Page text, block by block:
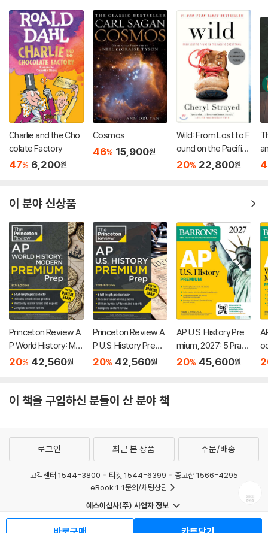
Charlie and the Cho
colate Factory
47% 6,200원
Cosmos
46% 15,900원
Wild: From Lost to F
ound on the Pacific
Crest Trail
20% 22,800원
an : 2013 뉴
작
이 분야 신상품
Princeton Review A
P World History: Mo
dern Premium Prep,
ctice Online + Cont
20% 42,560원
Princeton Review A
P U.S. History Premi
um Prep, 26th Editio
line + Content Revie
20% 42,560원
AP U.S. History Pre
mium, 2027: 5 Practi
ce Tests + Compre
20% 45,600원
이 책을 구입하신 분들이 산 분야 책
로그인 최근 본 상품 주문/배송
고객센터 1544-3800 티켓 1544-6399
중고샵 1566-4295
eBook 1:1문의/채팅상담
예스이십사(주) 사업자 정보
개인정보처리방침